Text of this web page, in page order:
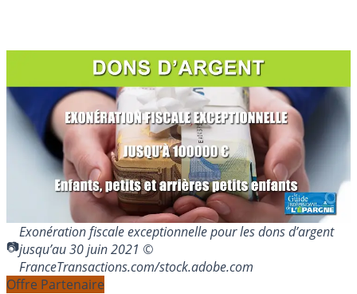
Exonération fiscale exceptionnelle pour les dons d’argent
jusqu’au 30 juin 2021 ©
FranceTransactions.com/stock.adobe.com
Offre Partenaire